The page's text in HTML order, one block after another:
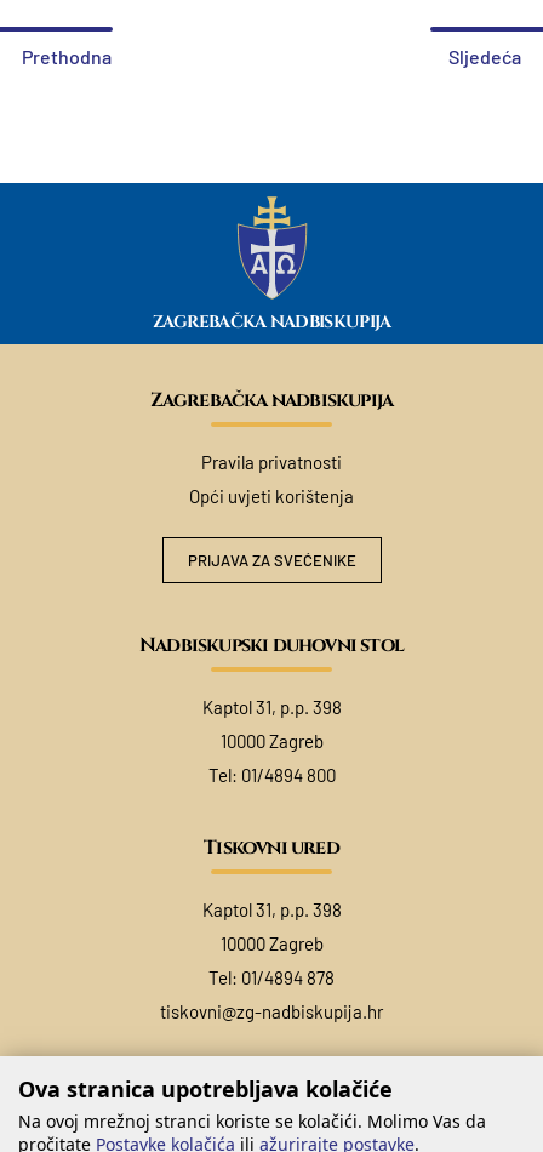
Prethodna Sljedeća
ZAGREBAČKA NADBISKUPIJA
Zagrebačka nadbiskupija
Pravila privatnosti
Opći uvjeti korištenja
PRIJAVA ZA SVEĆENIKE
Nadbiskupski duhovni stol
Kaptol 31, p.p. 398
10000 Zagreb
Tel: 01/4894 800
Tiskovni ured
Kaptol 31, p.p. 398
10000 Zagreb
Tel: 01/4894 878
tiskovni@zg-nadbiskupija.hr
Ova stranica upotrebljava kolačiće
Na ovoj mrežnoj stranci koriste se kolačići. Molimo Vas da
pročitate Postavke kolačića ili ažurirajte postavke.